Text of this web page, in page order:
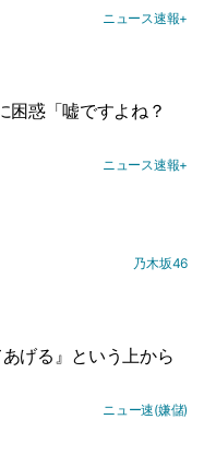
ニュース速報+
困惑「嘘ですよね？
ニュース速報+
乃木坂46
げる』という上から
ニュー速(嫌儲)